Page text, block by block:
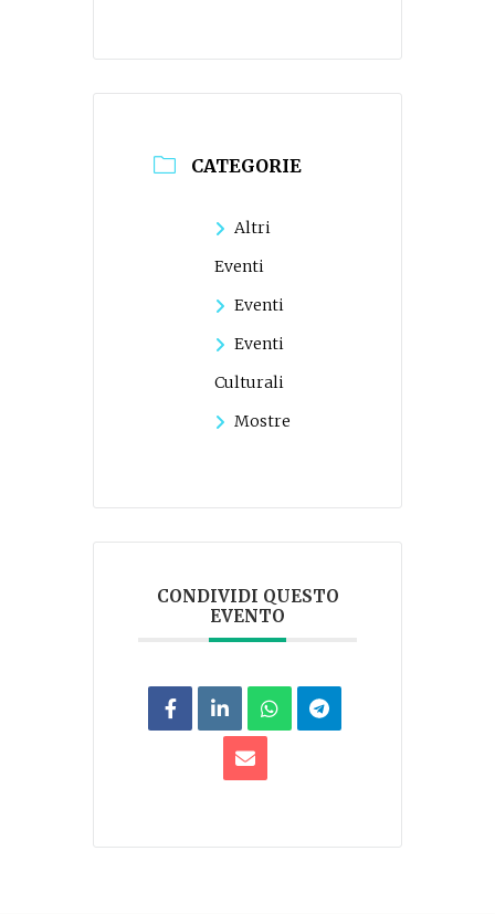
CATEGORIE
Altri
Eventi
Eventi
Eventi
Culturali
Mostre
CONDIVIDI QUESTO
EVENTO